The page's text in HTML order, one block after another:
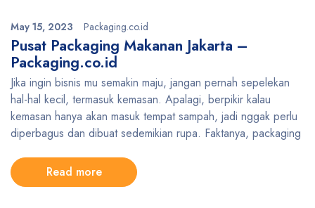
May 15, 2023 Packaging.co.id
Pusat Packaging Makanan Jakarta –
Packaging.co.id
Jika ingin bisnis mu semakin maju, jangan pernah sepelekan
hal-hal kecil, termasuk kemasan. Apalagi, berpikir kalau
kemasan hanya akan masuk tempat sampah, jadi nggak perlu
diperbagus dan dibuat sedemikian rupa. Faktanya, packaging
Read more